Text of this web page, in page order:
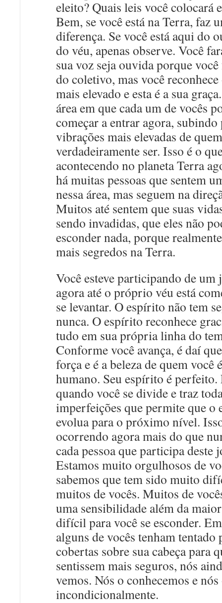
eleito? Quais leis você colocará
Bem, se você está na Terra, faz
diferença. Se você está aqui do
do véu, apenas observe. Você
sua voz seja ouvida porque
do coletivo, mas você
mais elevado e esta é a sua
área em que cada um de vocês
começar a entrar agora, subindo
vibrações mais elevadas de
verdadeiramente ser. Isso é o
acontecendo no planeta Terra
há muitas pessoas que sentem
nessa área, mas seguem na
Muitos até sentem que suas
sendo invadidas, que eles não
esconder nada, porque
mais segredos na Terra.
Você esteve participando de um
agora até o próprio véu está
se levantar. O espírito não tem
nunca. O espírito reconhece
tudo em sua própria linha do
Conforme você avança, é daí
força e é a beleza de quem você
humano. Seu espírito é perfeito.
quando você se divide e traz
imperfeições que permite que o
evolua para o próximo nível.
ocorrendo agora mais do que
cada pessoa que participa deste
Estamos muito orgulhosos de
sabemos que tem sido muito
muitos de vocês. Muitos de
uma sensibilidade além da
difícil para você se esconder.
alguns de vocês tenham tentado
cobertas sobre sua cabeça para
sentissem mais seguros, nós
vemos. Nós o conhecemos e
incondicionalmente.